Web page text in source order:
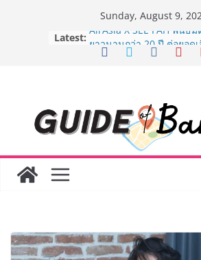
Sunday, August 9,
Latest: AirAsia X SEE FAH พันธ
ยาวนานกว่า 20 ปี ต่อยอดเ
“BIO TRADE CONNECT
ระดับผลิตภัณฑ์ท้องถิ่นสู่ตล
พาณิชย์อย่างยั่งยืน
LORDNINE จัดศึกคนดังสา
ปะทะ ฟิลิปปินส์ ใน “Rise
ได้เตรียมนักเรียนเพียงเพื่อ
มหาวิทยาลัยเท่านั้น แต่ยังเ